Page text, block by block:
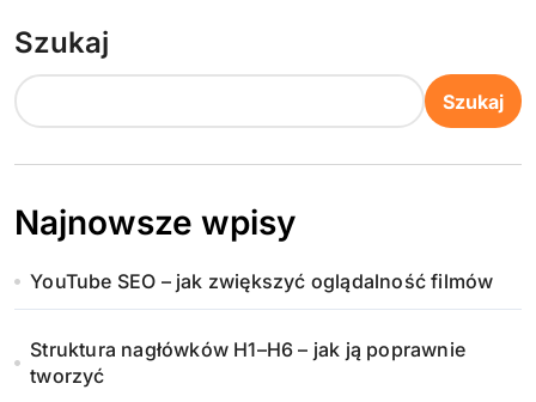
Szukaj
Szukaj
Najnowsze wpisy
YouTube SEO – jak zwiększyć oglądalność filmów
Struktura nagłówków H1–H6 – jak ją poprawnie
tworzyć